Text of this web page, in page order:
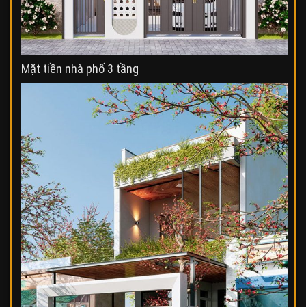
Mặt tiền nhà phố 3 tầng